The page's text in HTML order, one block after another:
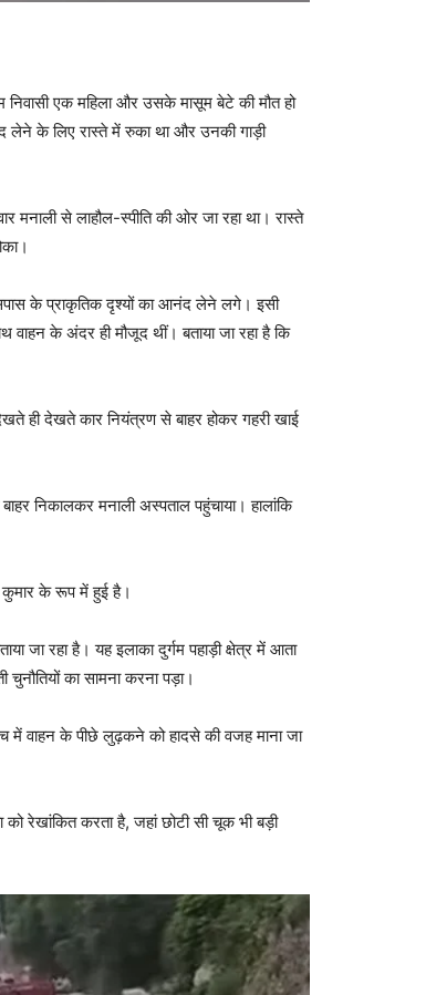
Subscription Plans
My account
निवासी एक महिला और उसके मासूम बेटे की मौत हो
लेने के लिए रास्ते में रुका था और उनकी गाड़ी
मनाली से लाहौल-स्पीति की ओर जा रहा था। रास्ते
के प्राकृतिक दृश्यों का आनंद लेने लगे। इसी
वाहन के अंदर ही मौजूद थीं। बताया जा रहा है कि
ही देखते कार नियंत्रण से बाहर होकर गहरी खाई
निकालकर मनाली अस्पताल पहुंचाया। हालांकि
कुमार के रूप में हुई है।
जा रहा है। यह इलाका दुर्गम पहाड़ी क्षेत्र में आता
का सामना करना पड़ा।
में वाहन के पीछे लुढ़कने को हादसे की वजह माना जा
को रेखांकित करता है, जहां छोटी सी चूक भी बड़ी